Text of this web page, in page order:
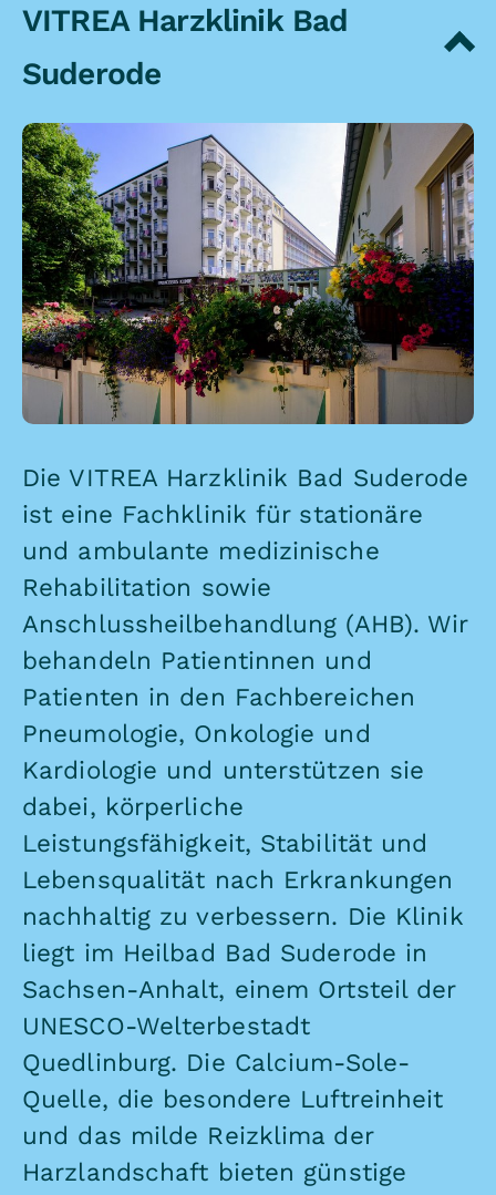
VITREA Harzklinik Bad
Suderode
Die VITREA Harzklinik Bad Suderode
ist eine Fachklinik für stationäre
und ambulante medizinische
Rehabilitation sowie
Anschlussheilbehandlung (AHB). Wir
behandeln Patientinnen und
Patienten in den Fachbereichen
Pneumologie, Onkologie und
Kardiologie und unterstützen sie
dabei, körperliche
Leistungsfähigkeit, Stabilität und
Lebensqualität nach Erkrankungen
nachhaltig zu verbessern. Die Klinik
liegt im Heilbad Bad Suderode in
Sachsen-Anhalt, einem Ortsteil der
UNESCO-Welterbestadt
Quedlinburg. Die Calcium-Sole-
Quelle, die besondere Luftreinheit
und das milde Reizklima der
Harzlandschaft bieten günstige